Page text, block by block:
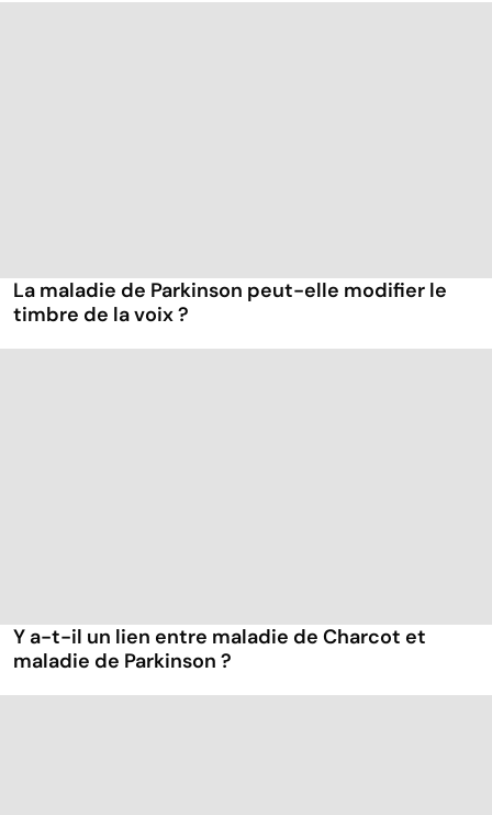
La maladie de Parkinson peut-elle modifier le
timbre de la voix ?
Y a-t-il un lien entre maladie de Charcot et
maladie de Parkinson ?